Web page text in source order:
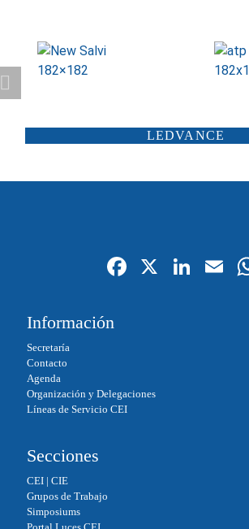
SALVI
ATP ILUMINACIÓN
CARANDINI
SCHRÉDER
SALTOKI
ILUMINIA
LEDVANCE
Fa
X
Li E
Información
Secretaría
Contacto
Agenda
Organización y Delegaciones
Líneas de Servicio CEI
Secciones
CEI| CIE
Grupos de Trabajo
Simposiums